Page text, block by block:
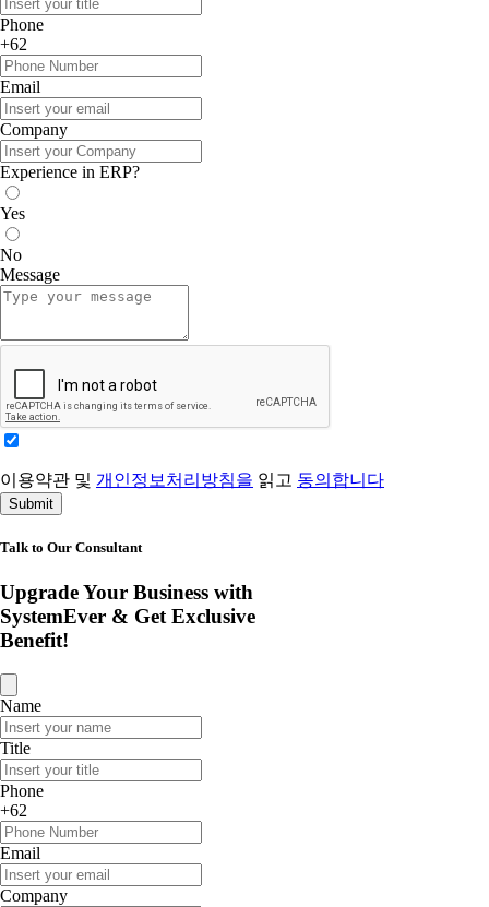
Phone
+62
Email
Company
Experience in ERP?
Yes
No
Message
이용약관 및 개인정보처리방침을 읽고 동의합니다
Submit
Talk to Our Consultant
Upgrade Your Business with
SystemEver & Get Exclusive
Benefit!
Name
Title
Phone
+62
Email
Company